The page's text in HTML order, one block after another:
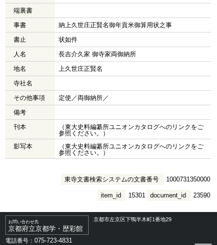
端裏書
事書
納上久世庄正賢名御年貢米御算用状之事
書止
状如件
人名
長吉介久家 御寺家両御納所
地名
上久世庄正賢名
寺社名
その他事項
定使／両御納所／
備考
刊本
（東大史料編纂所ユニオンカタログへのリンクをご
参照ください。）
影写本
（東大史料編纂所ユニオンカタログへのリンクをご
参照ください。）
東寺文書検索システムの文書番号 1000731350000
document_id 23590
item_id 15301
お問い合わせ先
京都府立京都学・歴彩館
京都市左京区下鴨半木町1番地29
電話番号：075-723-4831